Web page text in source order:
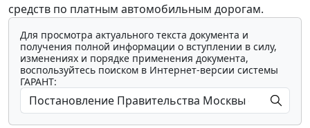
средств по платным автомобильным дорогам.
Для просмотра актуального текста документа и
получения полной информации о вступлении в силу,
изменениях и порядке применения документа,
воспользуйтесь поиском в Интернет-версии системы
ГАРАНТ: